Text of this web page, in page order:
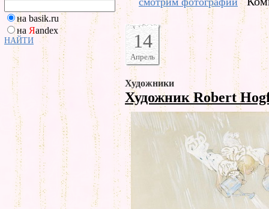
на basik.ru
на Яandex
НАЙТИ 14
Апрель
Художники
Художник Robert